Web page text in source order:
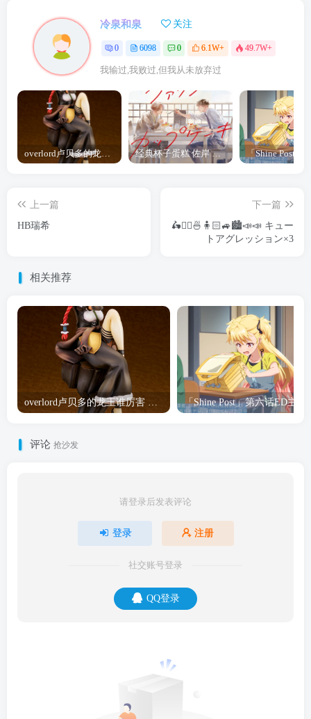
冷泉和泉 关注
0 6098 0 6.1W+ 49.7W+
我输过,我败过,但我从未放弃过
overlord卢贝多的龙王谁厉害 「Overlord」露普斯蕾琪娜·贝塔手办开订 经典杯子蛋糕 佐岸 漫画「经典杯子蛋糕」宣布真人日剧化
上一篇
HB瑞希
下一篇
🛵🧍‍♂️🍜🧍🏻🚙🏙📣📣 キュー
トアグレッション×3
相关推荐
overlord卢贝多的龙王谁厉害 「Overlord」露普斯蕾琪娜·贝塔手办开订
评论 抢沙发
请登录后发表评论
登录 注册
社交账号登录
QQ登录